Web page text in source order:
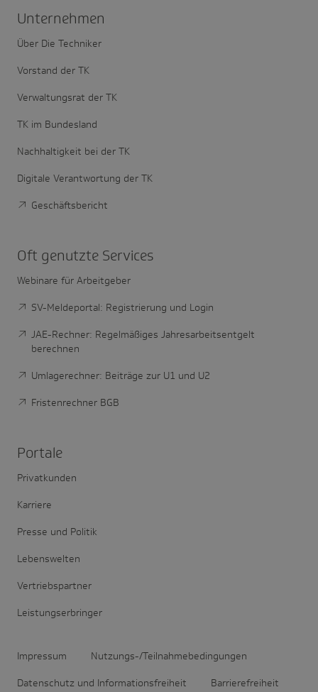
Unter­nehmen
Über Die Techniker
Vorstand der TK
Verwaltungsrat der TK
TK im Bundesland
Nachhaltigkeit bei der TK
Digitale Verantwortung der TK
Geschäftsbericht
Oft genutzte Services
Webinare für Arbeitgeber
SV-Meldeportal: Registrierung und Login
JAE-Rechner: Regelmäßiges Jahresarbeitsentgelt
berechnen
Umlagerechner: Beiträge zur U1 und U2
Fristenrechner BGB
Portale
Privatkunden
Karriere
Presse und Politik
Lebenswelten
Vertriebspartner
Leistungserbringer
Impressum Nutzungs-/Teilnahmebedingungen
Datenschutz und Informationsfreiheit Barrierefreiheit